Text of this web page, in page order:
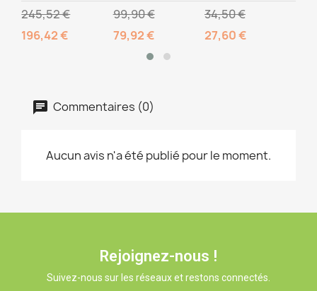
99,90 €
79,92 €
34,50 €
27,60 €
10,00 €
Commentaires (0)
Aucun avis n'a été publié pour le moment.
Rejoignez-nous !
Suivez-nous sur les réseaux et restons connectés.